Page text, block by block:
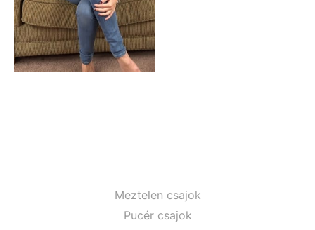
Meztelen csajok
Pucér csajok